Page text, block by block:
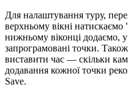
Для налаштування туру,
верхньому вікні
нижньому віконці додаємо, у
запрограмовані точки.
виставити час — скільки
додавання кожної точки
Save.